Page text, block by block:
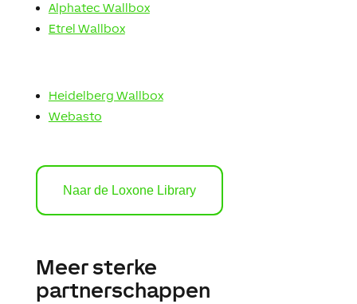
Alphatec Wallbox
Etrel Wallbox
Heidelberg Wallbox
Webasto
Naar de Loxone Library
Meer sterke
partnerschappen